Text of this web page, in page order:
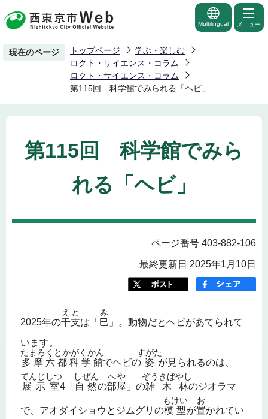
の
ー
先
頭
Multilingual メニュー
現在のページ トップページ
学ぶ・楽しむ
ロクト・サイエンス・コラム
ロクト・サイエンス・コラム
第115回 科学館でみられる「ヘビ」
第115回 科学館でみら
れる「ヘビ」
ページ番号 403-882-106
最終更新日 2025年1月10日
2025年の干支
えと
は「 巳
み
」。動物だとヘビがあてられて
います。
多摩六都科学館
たまろくとかがくかん
でヘビの 姿
すがた
が見られるのは、
展示室
てんじしつ
4「 自然
しぜん
の部屋
へや
」の雑木林
ぞうきばやし
のジオラマ
で、アオダイショウとジムグリの模型
もけい
が置
お
かれてい